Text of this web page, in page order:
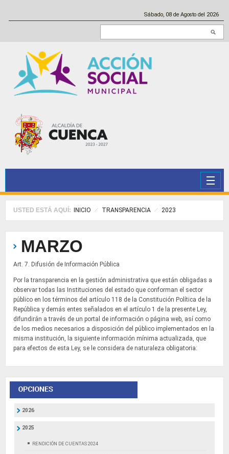
Sábado, 08 de Agosto del 2026
USTED ESTÁ AQUÍ: INICIO TRANSPARENCIA 2023
MARZO
Art. 7. Difusión de Información Pública
Por la transparencia en la gestión administrativa que están obligadas a
observar todas las Instituciones del estado que conforman el sector
público en los términos del artículo 118 de la Constitución Política de la
República y demás entes señalados en el artículo 1 de la presente Ley,
difundirán a través de un portal de información o página web, así como
de los medios necesarios a disposición del público implementados en la
misma institución, la siguiente información mínima actualizada, que
para efectos de esta Ley, se le considera de naturaleza obligatoria:
2026
2025
RENDICIÓN DE CUENTAS 2024